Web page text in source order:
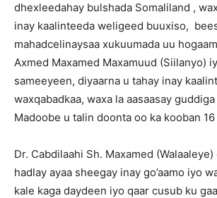
dhexleedahay bulshada Somaliland ,
inay kaalinteeda weligeed buuxiso,
mahadcelinaysaa xukuumada uu
Axmed Maxamed Maxamuud (Siilanyo)
sameeyeen, diyaarna u tahay inay
waxqabadkaa, waxa la aasaasay
Madoobe u talin doonta oo ka kooban
Dr. Cabdilaahi Sh. Maxamed
hadlay ayaa sheegay inay go’aamo iyo
kale kaga daydeen iyo qaar cusub ku